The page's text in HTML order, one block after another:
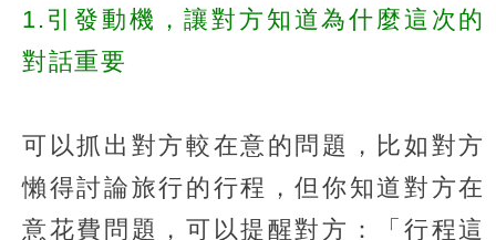
1.引發動機，讓對方知道為什麼這次的
對話重要​
可以抓出對方較在意的問題，比如對方
懶得討論旅行的行程，但你知道對方在
意花費問題，可以提醒對方：「行程這